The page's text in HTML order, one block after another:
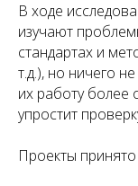
В ходе
изучают
стандартах и
т.д.), но ничего
их работу более
упростит
Проекты